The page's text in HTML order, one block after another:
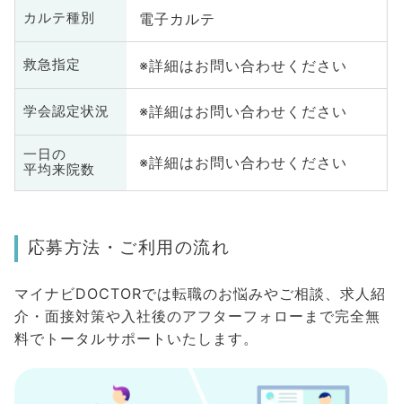
カルテ種別 電子カルテ
救急指定 ※詳細はお問い合わせください
学会認定状況 ※詳細はお問い合わせください
一日の
平均来院数
※詳細はお問い合わせください
応募方法・ご利用の流れ
マイナビDOCTORでは転職のお悩みやご相談、求人紹
介・面接対策や入社後のアフターフォローまで完全無
料でトータルサポートいたします。